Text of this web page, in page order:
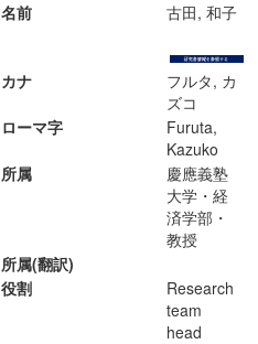
名前 古田, 和子
カナ
フルタ, カ
ズコ
ローマ字
Furuta,
Kazuko
所属
慶應義塾
大学・経
済学部・
教授
所属(翻訳)
役割
Research
team
head